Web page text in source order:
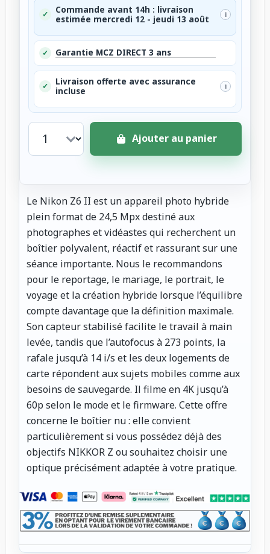
✓
Commande avant 14h : livraison
estimée mercredi 12 - jeudi 13 août
i
✓ Garantie MCZ DIRECT 3 ans
✓
Livraison offerte avec assurance
incluse
i
Ajouter au panier
Le Nikon Z6 II est un appareil photo hybride
plein format de 24,5 Mpx destiné aux
photographes et vidéastes qui recherchent un
boîtier polyvalent, réactif et rassurant sur une
séance importante. Nous le recommandons
pour le reportage, le mariage, le portrait, le
voyage et la création hybride lorsque l’équilibre
compte davantage que la définition maximale.
Son capteur stabilisé facilite le travail à main
levée, tandis que l’autofocus à 273 points, la
rafale jusqu’à 14 i/s et les deux logements de
carte répondent aux sujets mobiles comme aux
besoins de sauvegarde. Il filme en 4K jusqu’à
60p selon le mode et le firmware. Cette offre
concerne le boîtier nu : elle convient
particulièrement si vous possédez déjà des
objectifs NIKKOR Z ou souhaitez choisir une
optique précisément adaptée à votre pratique.